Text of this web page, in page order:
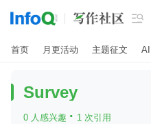

首页 月更活动 主题征文 AI
Survey
0 人感兴趣 · 1 次引用